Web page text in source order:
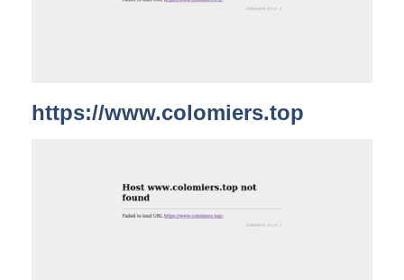
https://www.colomiers.top